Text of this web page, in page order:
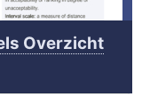
Overzicht